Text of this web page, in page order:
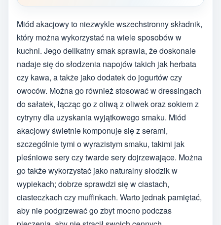
Miód akacjowy to niezwykle wszechstronny składnik,
który można wykorzystać na wiele sposobów w
kuchni. Jego delikatny smak sprawia, że doskonale
nadaje się do słodzenia napojów takich jak herbata
czy kawa, a także jako dodatek do jogurtów czy
owoców. Można go również stosować w dressingach
do sałatek, łącząc go z oliwą z oliwek oraz sokiem z
cytryny dla uzyskania wyjątkowego smaku. Miód
akacjowy świetnie komponuje się z serami,
szczególnie tymi o wyrazistym smaku, takimi jak
pleśniowe sery czy twarde sery dojrzewające. Można
go także wykorzystać jako naturalny słodzik w
wypiekach; dobrze sprawdzi się w ciastach,
ciasteczkach czy muffinkach. Warto jednak pamiętać,
aby nie podgrzewać go zbyt mocno podczas